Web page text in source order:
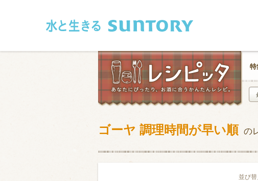
特
和食 洋食
フレンチ アジア・エスニック
ゴーヤ 調理時間が早い順 の
並び替